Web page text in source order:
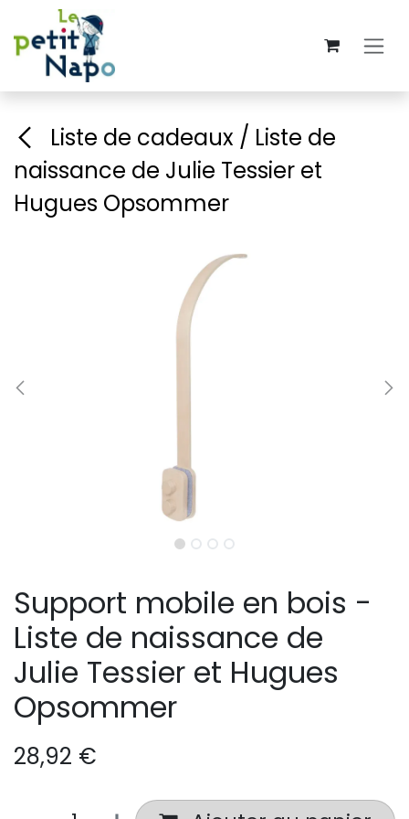
Se rendre au contenu
Liste de cadeaux / Liste de
naissance de Julie Tessier et
Hugues Opsommer
Support mobile en bois -
Liste de naissance de
Julie Tessier et Hugues
Opsommer
28,92 €